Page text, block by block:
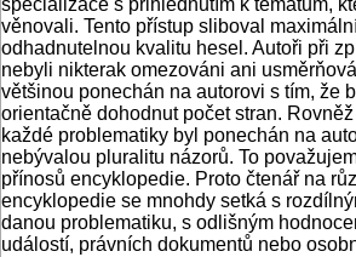
specializace s přihlédnutím k tématům,
věnovali. Tento přístup sliboval
odhadnutelnou kvalitu hesel. Autoři při
nebyli nikterak omezováni ani
většinou ponechán na autorovi s tím, že
orientačně dohodnut počet stran.
každé problematiky byl ponechán na
nebývalou pluralitu názorů. To
přínosů encyklopedie. Proto čtenář na
encyklopedie se mnohdy setká s
danou problematiku, s odlišným
událostí, právních dokumentů nebo